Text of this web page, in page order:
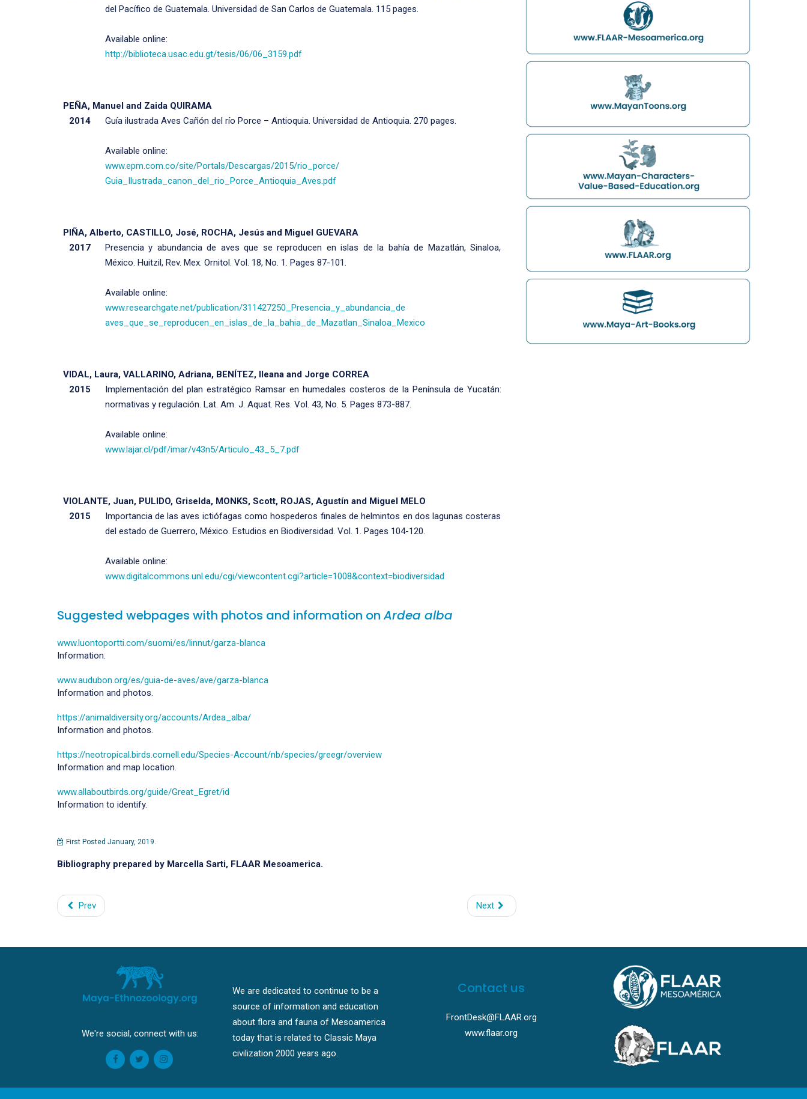
del Pacífico de Guatemala. Universidad de San Carlos de Guatemala. 115 pages.
Available online:
http://biblioteca.usac.edu.gt/tesis/06/06_3159.pdf
PEÑA, Manuel and Zaida QUIRAMA
2014
Guía ilustrada Aves Cañón del río Porce – Antioquia. Universidad de Antioquia. 270 pages.
Available online:
www.epm.com.co/site/Portals/Descargas/2015/rio_porce/
Guia_Ilustrada_canon_del_rio_Porce_Antioquia_Aves.pdf
PIÑA, Alberto, CASTILLO, José, ROCHA, Jesús and Miguel GUEVARA
2017
Presencia y abundancia de aves que se reproducen en islas de la bahía de Mazatlán, Sinaloa,
México. Huitzil, Rev. Mex. Ornitol. Vol. 18, No. 1. Pages 87-101.
Available online:
www.researchgate.net/publication/311427250_Presencia_y_abundancia_de
aves_que_se_reproducen_en_islas_de_la_bahia_de_Mazatlan_Sinaloa_Mexico
VIDAL, Laura, VALLARINO, Adriana, BENÍTEZ, Ileana and Jorge CORREA
2015
Implementación del plan estratégico Ramsar en humedales costeros de la Península de Yucatán:
normativas y regulación. Lat. Am. J. Aquat. Res. Vol. 43, No. 5. Pages 873-887.
Available online:
www.lajar.cl/pdf/imar/v43n5/Articulo_43_5_7.pdf
VIOLANTE, Juan, PULIDO, Griselda, MONKS, Scott, ROJAS, Agustín and Miguel MELO
2015
Importancia de las aves ictiófagas como hospederos finales de helmintos en dos lagunas costeras
del estado de Guerrero, México. Estudios en Biodiversidad. Vol. 1. Pages 104-120.
Available online:
www.digitalcommons.unl.edu/cgi/viewcontent.cgi?article=1008&context=biodiversidad
Suggested webpages with photos and information onArdea alba
www.luontoportti.com/suomi/es/linnut/garza-blanca
Information.
www.audubon.org/es/guia-de-aves/ave/garza-blanca
Information and photos.
https://animaldiversity.org/accounts/Ardea_alba/
Information and photos.
https://neotropical.birds.cornell.edu/Species-Account/nb/species/greegr/overview
Information and map location.
www.allaboutbirds.org/guide/Great_Egret/id
Information to identify.
First Posted January, 2019.
Bibliography prepared by Marcella Sarti, FLAAR Mesoamerica.
Prev Next
We're social, connect with us:
We are dedicated to continue to be a
source of information and education
about flora and fauna of Mesoamerica
today that is related to Classic Maya
civilization 2000 years ago.
Contact us
FrontDesk@FLAAR.org
www.flaar.org